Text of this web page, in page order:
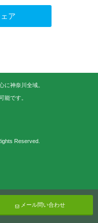
ア
に神奈川全域。
能です。
Reserved.
メール問い合わせ